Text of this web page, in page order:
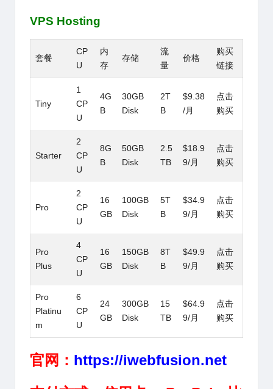
VPS Hosting
套餐
CP
U
内
存
存储
流
量
价格
购买
链接
Tiny
1
CP
U
4G
B
30GB
Disk
2T
B
$9.38
/月
点击
购买
Starter
2
CP
U
8G
B
50GB
Disk
2.5
TB
$18.9
9/月
点击
购买
Pro
2
CP
U
16
GB
100GB
Disk
5T
B
$34.9
9/月
点击
购买
Pro
Plus
4
CP
U
16
GB
150GB
Disk
8T
B
$49.9
9/月
点击
购买
Pro
Platinu
m
6
CP
U
24
GB
300GB
Disk
15
TB
$64.9
9/月
点击
购买
官网： https://iwebfusion.net